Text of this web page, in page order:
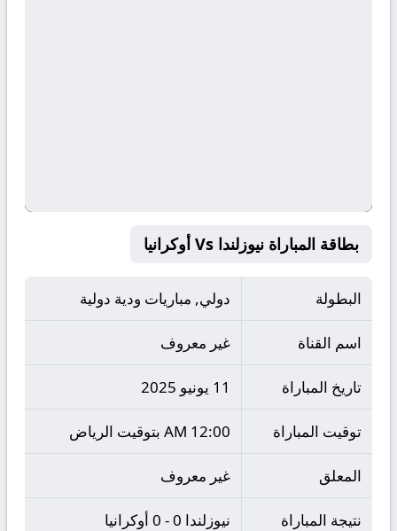
بطاقة المباراة نيوزلندا Vs أوكرانيا
البطولة دولي, مباريات ودية دولية
اسم القناة غير معروف
تاريخ المباراة 11 يونيو 2025
توقيت المباراة 12:00 AM بتوقيت الرياض
المعلق غير معروف
نتيجة المباراة نيوزلندا 0 - 0 أوكرانيا